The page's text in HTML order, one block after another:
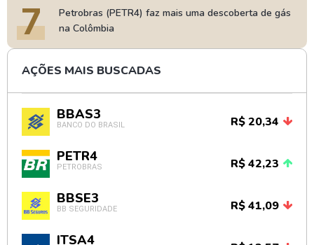
7
Petrobras (PETR4) faz mais uma descoberta de gás
na Colômbia
AÇÕES MAIS BUSCADAS
BBAS3
BANCO DO BRASIL R$ 20,34
PETR4
PETROBRAS R$ 42,23
BBSE3
BB SEGURIDADE R$ 41,09
ITSA4